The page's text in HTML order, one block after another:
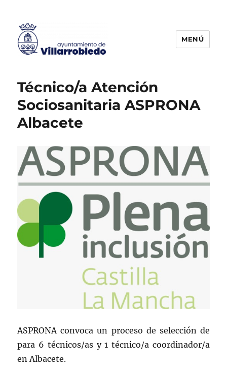
MENÚ
Técnico/a Atención
Sociosanitaria ASPRONA
Albacete
ASPRONA convoca un proceso de selección de
para 6 técnicos/as y 1 técnico/a coordinador/a
en Albacete.